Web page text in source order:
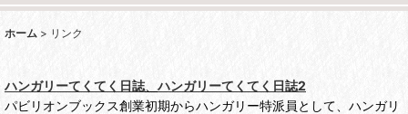
ホーム > リンク
ハンガリーてくてく日誌 、ハンガリーてくてく日誌2
パビリオンブックス創業初期からハンガリー特派員として、ハンガリ